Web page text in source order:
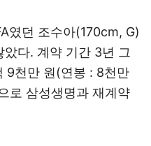
였던 조수아(170cm, G)
다. 계약 기간 3년 그
9천만 원(연봉 : 8천만
로 삼성생명과 재계약